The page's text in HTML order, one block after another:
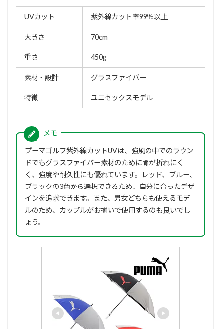
UVカット 紫外線カット率99％以上
大きさ 70cm
重さ 450g
素材・設計 グラスファイバー
特徴 ユニセックスモデル
プーマゴルフ紫外線カットUVは、強風の中でのラウン
ドでもグラスファイバー素材のために骨が折れにく
く、強度や耐久性にも優れています。レッド、ブルー、
ブラックの3色から選択できるため、自分に合ったデザ
インを追求できます。また、男女どちらも使えるモデ
ルのため、カップルがお揃いで使用するのも良いでし
ょう。